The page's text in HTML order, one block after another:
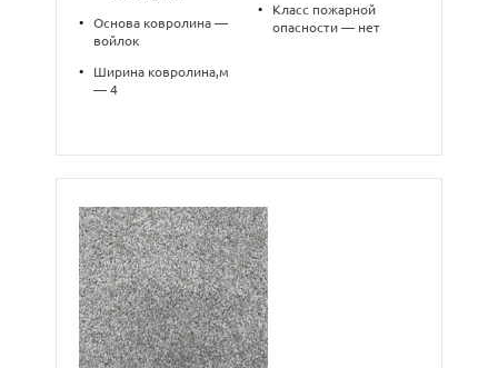
•
Основа ковролина —
войлок
•
Ширина ковролина,м
— 4
•
Класс пожарной
опасности — нет